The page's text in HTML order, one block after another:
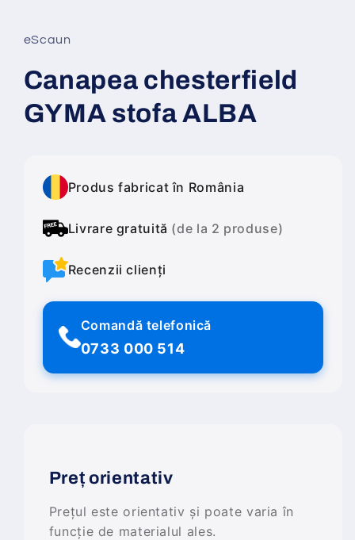
fereastră
modală
eScaun
Canapea chesterfield
GYMA stofa ALBA
Produs fabricat în România
Livrare gratuită (de la 2 produse)
Recenzii clienți
Comandă telefonică
0733 000 514
Preț orientativ
Prețul este orientativ și poate varia în
funcție de materialul ales.